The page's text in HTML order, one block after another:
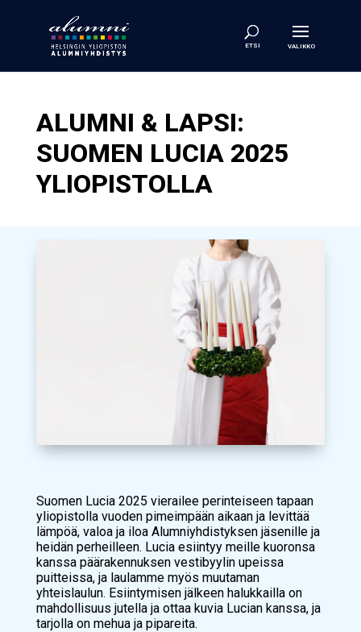
ALUMNI & LAPSI:
SUOMEN LUCIA 2025
YLIOPISTOLLA
Suomen Lucia 2025 vierailee perinteiseen tapaan
yliopistolla vuoden pimeimpään aikaan ja levittää
lämpöä, valoa ja iloa Alumniyhdistyksen jäsenille ja
heidän perheilleen. Lucia esiintyy meille kuoronsa
kanssa päärakennuksen vestibyylin upeissa
puitteissa, ja laulamme myös muutaman
yhteislaulun. Esiintymisen jälkeen halukkailla on
mahdollisuus jutella ja ottaa kuvia Lucian kanssa, ja
tarjolla on mehua ja pipareita.